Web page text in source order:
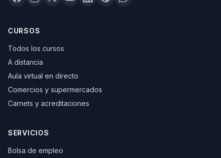
CURSOS
Todos los cursos
A distancia
Aula virtual en directo
Comercios y supermercados
Carnets y acreditaciones
SERVICIOS
Bolsa de empleo